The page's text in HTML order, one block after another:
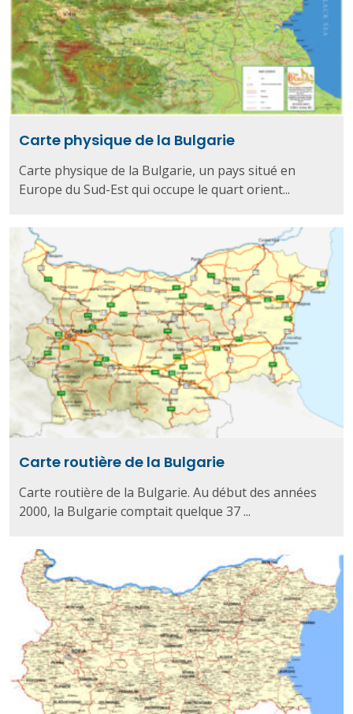
Carte physique de la Bulgarie
Carte physique de la Bulgarie, un pays situé en
Europe du Sud-Est qui occupe le quart orient...
Carte routière de la Bulgarie
Carte routière de la Bulgarie. Au début des années
2000, la Bulgarie comptait quelque 37 ...